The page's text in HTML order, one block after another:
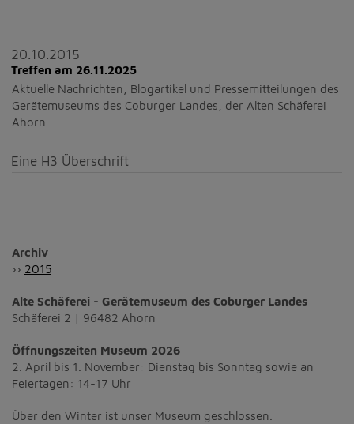
20.10.2015
Treffen am 26.11.2025
Aktuelle Nachrichten, Blogartikel und Pressemitteilungen des
Gerätemuseums des Coburger Landes, der Alten Schäferei
Ahorn
Eine H3 Überschrift
Archiv
›› 2015
Alte Schäferei - Gerätemuseum des Coburger Landes
Schäferei 2 | 96482 Ahorn
Öffnungszeiten Museum 2026
2. April bis 1. November: Dienstag bis Sonntag sowie an
Feiertagen: 14-17 Uhr
Über den Winter ist unser Museum geschlossen.